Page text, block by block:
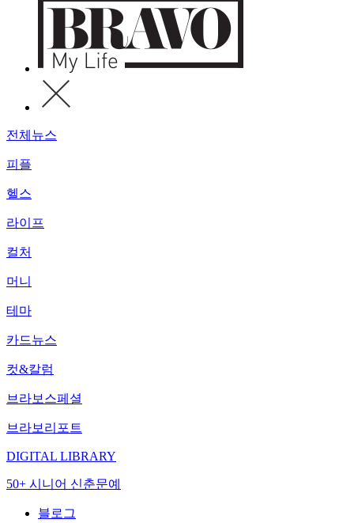
전체뉴스
피플
헬스
라이프
컬처
머니
테마
카드뉴스
컷&칼럼
브라보스페셜
브라보리포트
DIGITAL LIBRARY
50+ 시니어 신춘문예
블로그